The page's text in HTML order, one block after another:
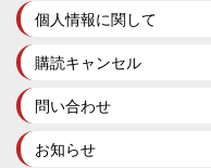
個人情報に関して
購読キャンセル
問い合わせ
お知らせ